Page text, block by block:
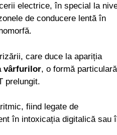
electrice, în special la
de conducere lentă în
care duce la apariția
vârfurilor, o formă particulară
prelungit.
fiind legate de
în intoxicația digitalică sau